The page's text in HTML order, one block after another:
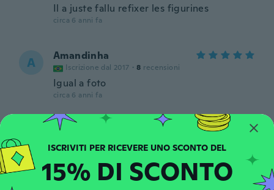
Il a juste fallu refixer les figurines
circa 6 anni fa
A Amandinha
Iscrizione dal 2017 · 8 recensioni
Igual a foto
circa 6 anni fa
Tanithiele
15% DI SCONTO